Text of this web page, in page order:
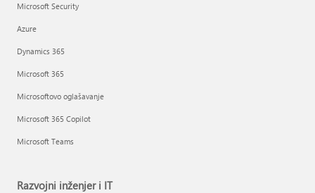
Microsoft Security
Azure
Dynamics 365
Microsoft 365
Microsoftovo oglašavanje
Microsoft 365 Copilot
Microsoft Teams
Razvojni inženjer i IT